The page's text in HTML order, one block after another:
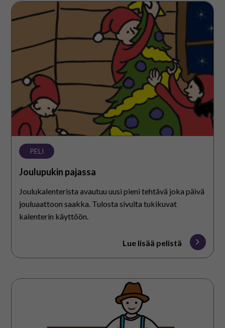
Joulupukin
pajassa
PELI
Joulupukin pajassa
Joulukalenterista avautuu uusi pieni tehtävä joka päivä
jouluaattoon saakka. Tulosta sivulta tukikuvat
kalenterin käyttöön.
Lue lisää pelistä
Kuvitetut